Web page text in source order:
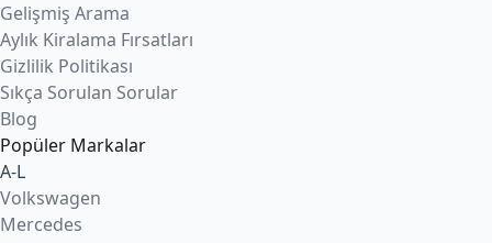
Gelişmiş Arama
Aylık Kiralama Fırsatları
Gizlilik Politikası
Sıkça Sorulan Sorular
Blog
Popüler Markalar
A-L
Volkswagen
Mercedes